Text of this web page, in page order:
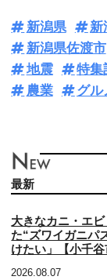
新潟県 新
新潟県佐渡市
地震
特集
農業
グル
最新
大きなカニ・エ
た“ズワイガニパ
けたい」【小千
2026.08.07